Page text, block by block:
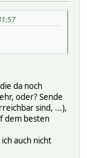
da noch
oder? Sende
sind, ...),
dem besten
auch nicht